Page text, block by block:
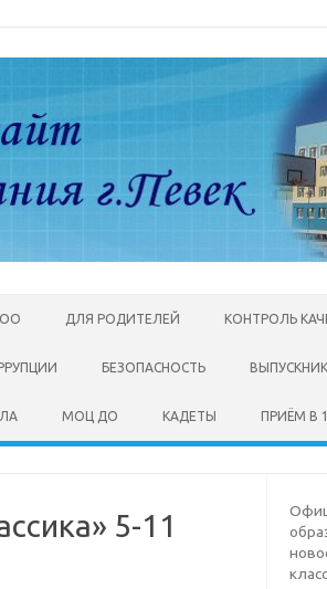
ОО ДЛЯ РОДИТЕЛЕЙ КОНТРОЛЬ
БЕЗОПАСНОСТЬ
МОЦ ДО КАДЕТЫ ПРИЁМ В
5-11